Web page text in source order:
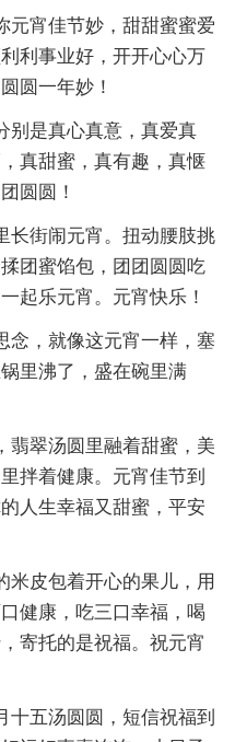
元宵佳节妙，甜甜蜜蜜爱
利事业好，开开心心万
圆一年妙！
别是真心真意，真爱真
真甜蜜，真有趣，真惬
圆圆！
长街闹元宵。扭动腰肢挑
团蜜馅包，团团圆圆吃
起乐元宵。元宵快乐！
念，就像这元宵一样，塞
里沸了，盛在碗里满
翡翠汤圆里融着甜蜜，美
拌着健康。元宵佳节到
人生幸福又甜蜜，平安
米皮包着开心的果儿，用
健康，吃三口幸福，喝
寄托的是祝福。祝元宵
十五汤圆圆，短信祝福到